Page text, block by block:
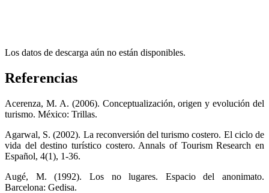
Los datos de descarga aún no están disponibles.
Referencias
Acerenza, M. A. (2006). Conceptualización, origen y evolución del
turismo. México: Trillas.
Agarwal, S. (2002). La reconversión del turismo costero. El ciclo de
vida del destino turístico costero. Annals of Tourism Research en
Español, 4(1), 1-36.
Augé, M. (1992). Los no lugares. Espacio del anonimato.
Barcelona: Gedisa.